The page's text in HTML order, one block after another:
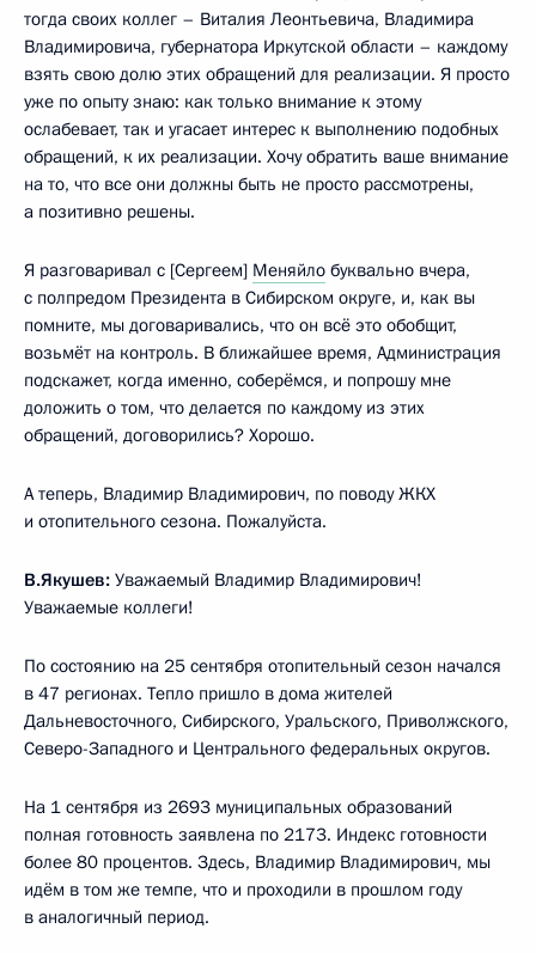
тогда своих коллег – Виталия Леонтьевича, Владимира
Владимировича, губернатора Иркутской области – каждому
взять свою долю этих обращений для реализации. Я просто
уже по опыту знаю: как только внимание к этому
ослабевает, так и угасает интерес к выполнению подобных
обращений, к их реализации. Хочу обратить ваше внимание
на то, что все они должны быть не просто рассмотрены,
а позитивно решены.
Я разговаривал с [Сергеем] Меняйло буквально вчера,
с полпредом Президента в Сибирском округе, и, как вы
помните, мы договаривались, что он всё это обобщит,
возьмёт на контроль. В ближайшее время, Администрация
подскажет, когда именно, соберёмся, и попрошу мне
доложить о том, что делается по каждому из этих
обращений, договорились? Хорошо.
А теперь, Владимир Владимирович, по поводу ЖКХ
и отопительного сезона. Пожалуйста.
В.Якушев: Уважаемый Владимир Владимирович!
Уважаемые коллеги!
По состоянию на 25 сентября отопительный сезон начался
в 47 регионах. Тепло пришло в дома жителей
Дальневосточного, Сибирского, Уральского, Приволжского,
Северо-Западного и Центрального федеральных округов.
На 1 сентября из 2693 муниципальных образований
полная готовность заявлена по 2173. Индекс готовности
более 80 процентов. Здесь, Владимир Владимирович, мы
идём в том же темпе, что и проходили в прошлом году
в аналогичный период.